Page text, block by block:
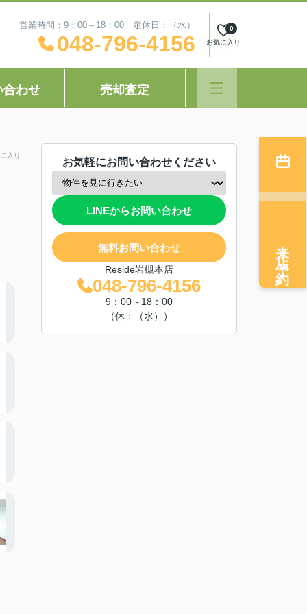
営業時間：9：00～18：00 定休日：（水）
048-796-4156 お気に入り
0
合わせ 売却査定
入り
お気軽にお問い合わせください
LINEからお問い合わせ
無料お問い合わせ
Reside岩槻本店
048-796-4156
9：00～18：00
（休：（水））
来店予約